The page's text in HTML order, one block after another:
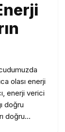
olası enerji
enerji verici
doğru
doğru…